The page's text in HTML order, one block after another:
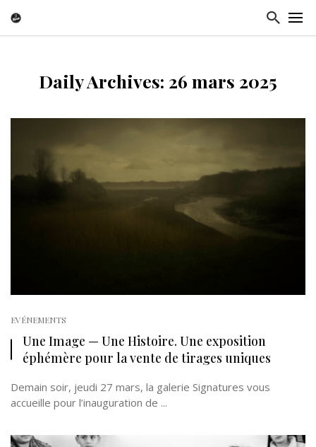
Daily Archives: 26 mars 2025
EVÉNEMENTS
Une Image — Une Histoire. Une exposition
éphémère pour la vente de tirages uniques
Demain soir, jeudi 27 mars, la galerie Signatures vous
accueille pour l’inauguration de ...